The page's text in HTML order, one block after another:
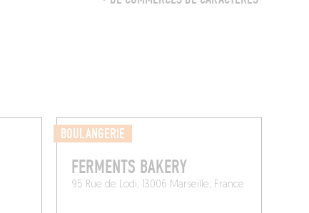
BOULANGERIE
FERMENTS BAKERY
95 Rue de Lodi, 13006 Marseille, France